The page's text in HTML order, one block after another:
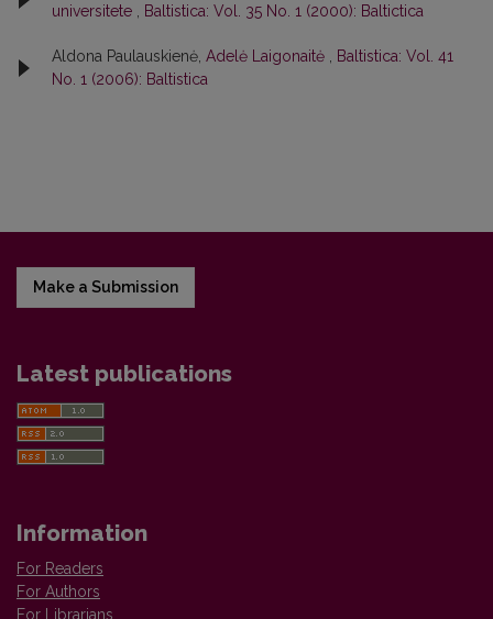
universitete
Baltistica: Vol. 35 No. 1 (2000): Baltictica
Aldona Paulauskienė, Adelė Laigonaitė
Baltistica: Vol. 41
No. 1 (2006): Baltistica
Make a Submission
Latest publications
Information
For Readers
For Authors
For Librarians